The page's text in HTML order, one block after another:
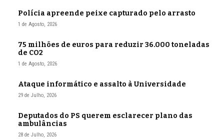
Polícia apreende peixe capturado pelo arrasto
1 de Agosto, 2026
75 milhões de euros para reduzir 36.000 toneladas
de CO2
1 de Agosto, 2026
Ataque informático e assalto à Universidade
29 de Julho, 2026
Deputados do PS querem esclarecer plano das
ambulâncias
28 de Julho, 2026